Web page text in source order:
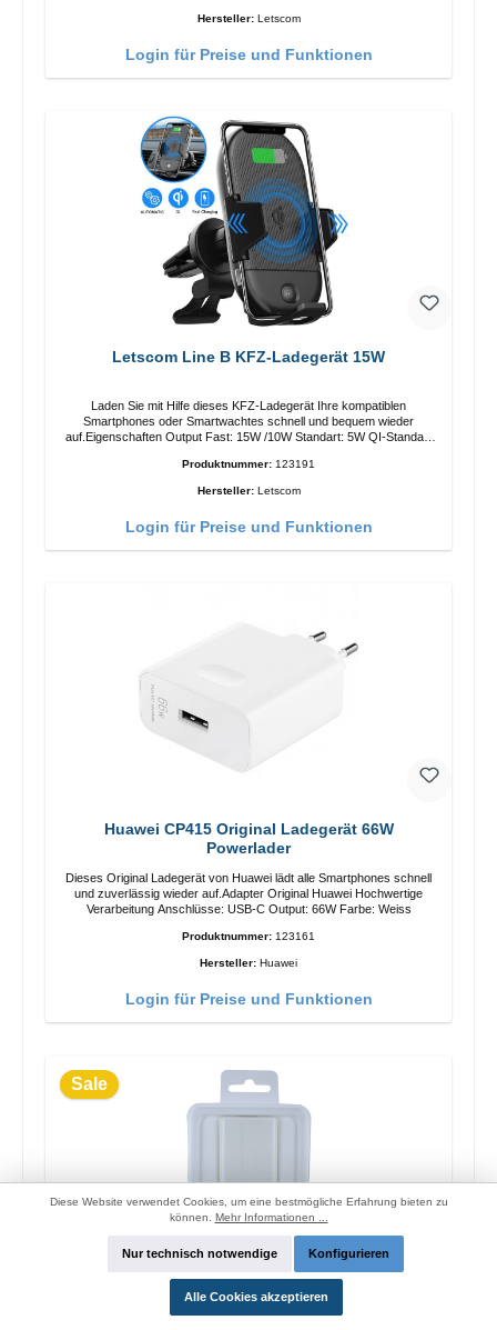
Hersteller: Letscom
Login für Preise und Funktionen
Letscom Line B KFZ-Ladegerät 15W
Laden Sie mit Hilfe dieses KFZ-Ladegerät Ihre kompatiblen
Smartphones oder Smartwachtes schnell und bequem wieder
auf.Eigenschaften Output Fast: 15W /10W Standart: 5W QI-Standart
Produktnummer: 123191
Hersteller: Letscom
Login für Preise und Funktionen
Huawei CP415 Original Ladegerät 66W
Powerlader
Dieses Original Ladegerät von Huawei lädt alle Smartphones schnell
und zuverlässig wieder auf.Adapter Original Huawei Hochwertige
Verarbeitung Anschlüsse: USB-C Output: 66W Farbe: Weiss
Produktnummer: 123161
Hersteller: Huawei
Login für Preise und Funktionen
Sale
OPPO OP52JAEH Original Ladegerät 10W
Diese Website verwendet Cookies, um eine bestmögliche Erfahrung bieten zu
können. Mehr Informationen ...
Nur technisch notwendige Konfigurieren
Alle Cookies akzeptieren